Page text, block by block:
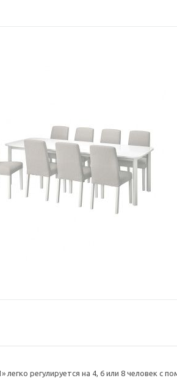
легко регулируется на 4, 6 или 8 человек